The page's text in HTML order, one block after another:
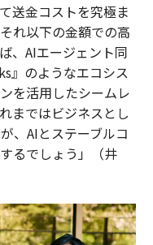
送金コストを究極ま
れ以下の金額での高
、AIエージェント同
』のようなエコシス
を活用したシームレ
まではビジネスとし
、AIとステーブルコ
るでしょう」（井